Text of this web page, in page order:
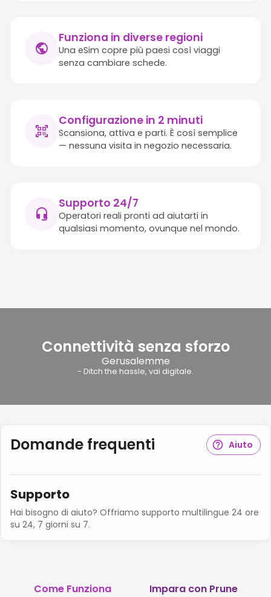
Funziona in diverse regioni
Una eSim copre più paesi così viaggi
senza cambiare schede.
Configurazione in 2 minuti
Scansiona, attiva e parti. È così semplice
— nessuna visita in negozio necessaria.
Supporto 24/7
Operatori reali pronti ad aiutarti in
qualsiasi momento, ovunque nel mondo.
Connettività senza sforzo
Gerusalemme
- Ditch the hassle, vai digitale.
Domande frequenti Aiuto
Supporto
Hai bisogno di aiuto? Offriamo supporto multilingue 24 ore
su 24, 7 giorni su 7.
Come Funziona Impara con Prune